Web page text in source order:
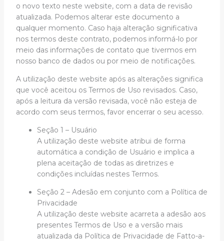
o novo texto neste website, com a data de revisão
atualizada. Podemos alterar este documento a
qualquer momento. Caso haja alteração significativa
nos termos deste contrato, podemos informá-lo por
meio das informações de contato que tivermos em
nosso banco de dados ou por meio de notificações.
A utilização deste website após as alterações significa
que você aceitou os Termos de Uso revisados. Caso,
após a leitura da versão revisada, você não esteja de
acordo com seus termos, favor encerrar o seu acesso.
Seção 1 – Usuário
A utilização deste website atribui de forma
automática a condição de Usuário e implica a
plena aceitação de todas as diretrizes e
condições incluídas nestes Termos.
Seção 2 – Adesão em conjunto com a Política de
Privacidade
A utilização deste website acarreta a adesão aos
presentes Termos de Uso e a versão mais
atualizada da Política de Privacidade de Fatto-a-